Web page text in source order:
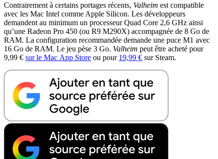
Contrairement à certains portages récents, Valheim est compatible
avec les Mac Intel comme Apple Silicon. Les développeurs
demandent au minimum un processeur Quad Core 2,6 GHz ainsi
qu’une Radeon Pro 450 (ou R9 M290X) accompagnée de 8 Go de
RAM. La configuration recommandée demande une puce M1 avec
16 Go de RAM. Le jeu pèse 3 Go. Valheim peut être acheté pour
9,99 € sur le Mac App Store ou pour 19,99 € sur Steam.